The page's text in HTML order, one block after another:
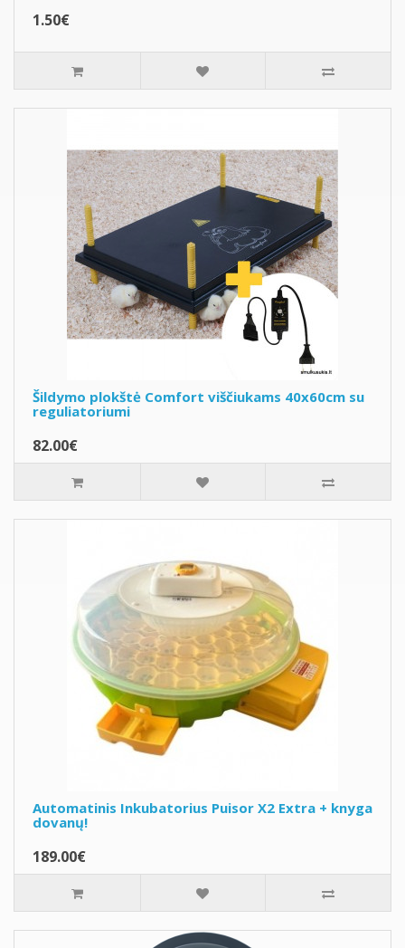
1.50€
Šildymo plokštė Comfort viščiukams 40x60cm su
reguliatoriumi
82.00€
Automatinis Inkubatorius Puisor X2 Extra + knyga
dovanų!
189.00€